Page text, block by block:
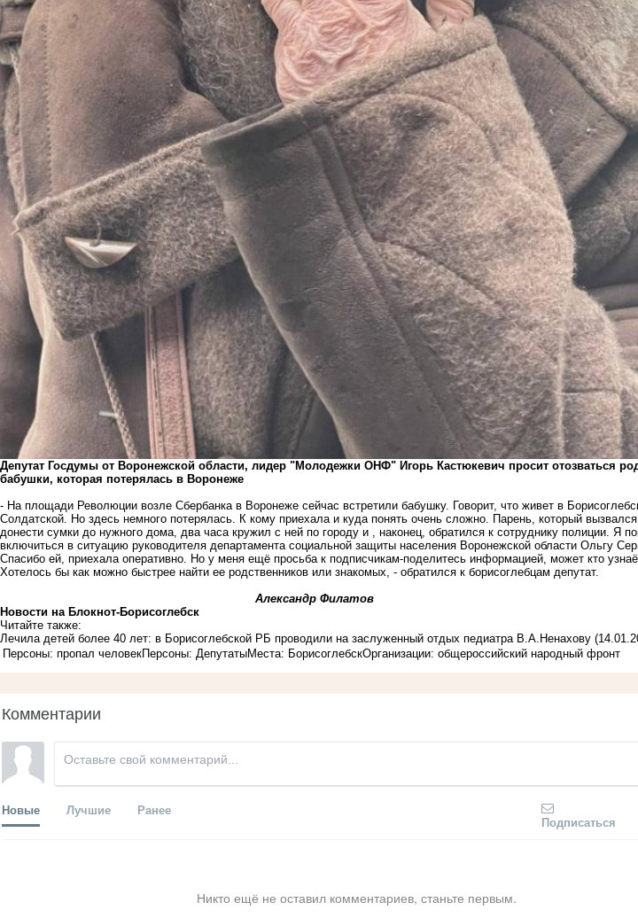
Депутат Госдумы от Воронежской области, лидер "Молодежки ОНФ" Игорь Кастюкевич просит отозваться
бабушки, которая потерялась в Воронеже
- На площади Революции возле Сбербанка в Воронеже сейчас встретили бабушку. Говорит, что живет в
Солдатской. Но здесь немного потерялась. К кому приехала и куда понять очень сложно. Парень, который
донести сумки до нужного дома, два часа кружил с ней по городу и , наконец, обратился к сотруднику полиции. Я
включиться в ситуацию руководителя департамента социальной защиты населения Воронежской области Ольгу
Спасибо ей, приехала оперативно. Но у меня ещё просьба к подписчикам-поделитесь информацией, может кто
Хотелось бы как можно быстрее найти ее родственников или знакомых, - обратился к борисоглебцам депутат.
Александр Филатов
Новости на Блoкнoт-Борисоглебск
Читайте также:
Лечила детей более 40 лет: в Борисоглебской РБ проводили на заслуженный отдых педиатра В.А.Ненахову
Персоны: пропал человекПерсоны: ДепутатыМеста: БорисоглебскОрганизации: общероссийский народный фронт
Комментарии
Новые Лучшие Ранее
Подписаться
Никто ещё не оставил комментариев, станьте первым.